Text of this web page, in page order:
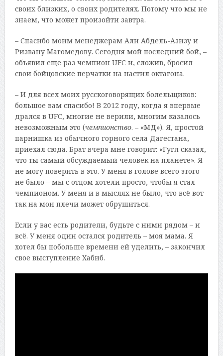
своих близких, о своих родителях. Потому что мы не
знаем, что может произойти завтра.
– Спасибо моим менеджерам Али Абдель-Азизу и
Ризвану Магомедову. Сегодня мой последний бой, –
объявил еще раз чемпион UFC и, сложив, бросил
свои бойцовские перчатки на настил октагона.
– И для всех моих русскоговорящих болельщиков:
большое вам спасибо! В 2012 году, когда я впервые
дрался в UFC, многие не верили, многим казалось
невозможным это (чемпионство. – «МД»). Я, простой
парнишка из обычного горного села Дагестана,
приехал сюда. Брат вчера мне говорит: «Гугл сказал,
что ты самый обсуждаемый человек на планете». Я
не могу поверить в это. У меня в голове всего этого
не было – мы с отцом хотели просто, чтобы я стал
чемпионом. У меня и в мыслях не было, что всё вот
так на мои плечи может обрушиться.
Если у вас есть родители, будьте с ними рядом – и
всё. У меня один остался родитель – моя мама. Я
хотел бы побольше времени ей уделить, – закончил
свое выступление Хабиб.